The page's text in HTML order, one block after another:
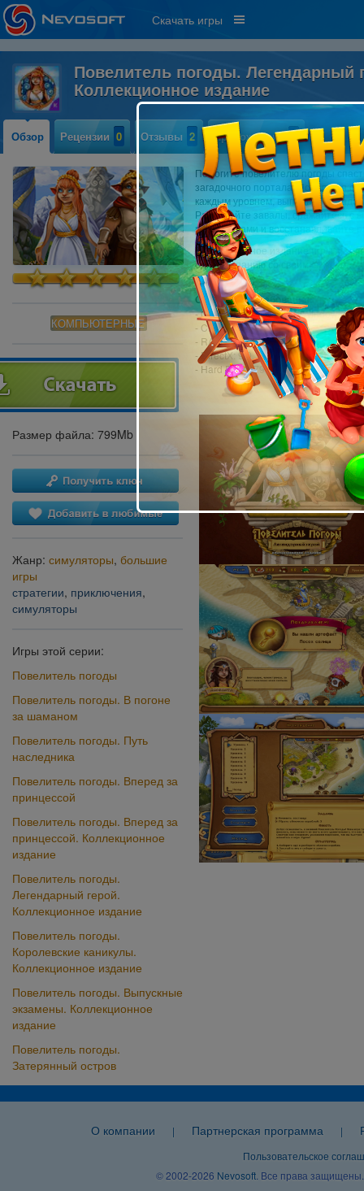
Скачать игры
Повелитель погоды. Легендарный
Коллекционное издание
Обзор Рецензии 0 Отзывы 2 Прохождение 1
КОМПЬЮТЕРНЫЕ
Размер файла: 799Mb
Жанр: симуляторы, большие
игры
стратегии, приключения,
симуляторы
Игры этой серии:
Повелитель погоды
Повелитель погоды. В погоне
за шаманом
Повелитель погоды. Путь
наследника
Повелитель погоды. Вперед за
принцессой
Повелитель погоды. Вперед за
принцессой. Коллекционное
издание
Повелитель погоды.
Легендарный герой.
Коллекционное издание
Повелитель погоды.
Королевские каникулы.
Коллекционное издание
Повелитель погоды. Выпускные
экзамены. Коллекционное
издание
Повелитель погоды.
Затерянный остров
Помогите повелителю погоды
загадочного портала! Используя
каждым уровнем, выполняйте
Разбирайте завалы, сражайтесь с
материалами и восстанавливайте
Коллекционное издание игры
одну кампанию со своим сюжетом,
материалы!
Системные требования:
- OS: Windows XP/Vista/Windows 7/8
- CPU: 2.5 GHz
- RAM: 2048 MB
- DirectX: 9.0
- Hard Drive: 799 MB
О компании | Партнерская программа |
Пользовательское
© 2002-2026 Nevosoft . Все права защищены